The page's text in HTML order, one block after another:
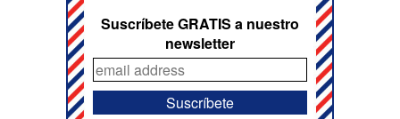
Suscríbete GRATIS a nuestro
newsletter